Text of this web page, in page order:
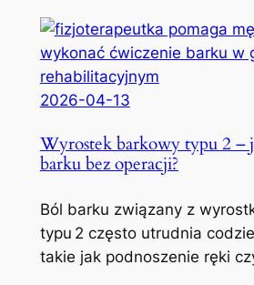
2026-04-13
Wyrostek barkowy typu 2 –
barku bez operacji?
Ból barku związany z
typu 2 często utrudnia
takie jak podnoszenie ręki